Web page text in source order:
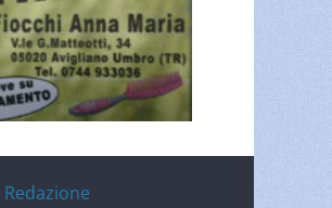
Redazione